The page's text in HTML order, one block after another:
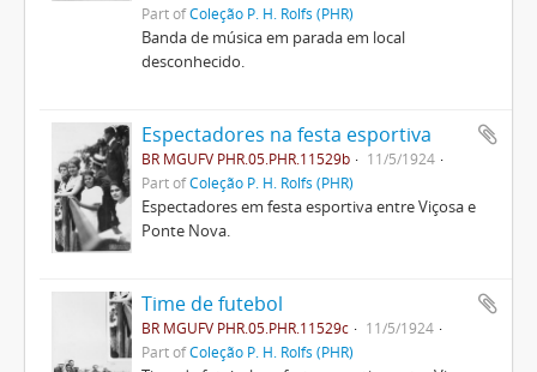
Part ofColeção P. H. Rolfs (PHR)
Banda de música em parada em local
desconhecido.
Espectadores na festa esportiva
BR MGUFV PHR.05.PHR.11529b
11/5/1924
Part ofColeção P. H. Rolfs (PHR)
Espectadores em festa esportiva entre Viçosa e
Ponte Nova.
Time de futebol
BR MGUFV PHR.05.PHR.11529c
11/5/1924
Part ofColeção P. H. Rolfs (PHR)